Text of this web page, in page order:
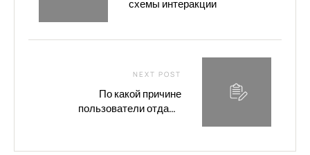
схемы интеракции
NEXT POST
По какой причине
пользователи отдают